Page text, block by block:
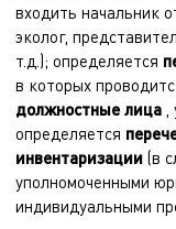
входить начальник
эколог,
т.д.); определяется
в которых
должностные лица
определяется
инвентаризации (в
уполномоченными
индивидуальными